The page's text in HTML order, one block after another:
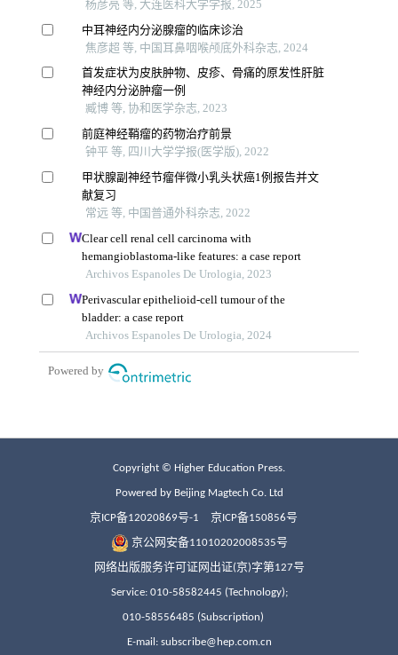
Copyright © Higher Education Press.
Powered by Beijing Magtech Co. Ltd
京ICP备12020869号-1 京ICP备150856号
京公网安备11010202008535号
网络出版服务许可证网出证(京)字第127号
Service: 010-58582445 (Technology);
010-58556485 (Subscription)
E-mail: subscribe@hep.com.cn